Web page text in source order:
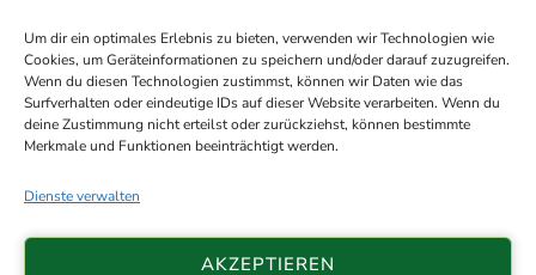
Um dir ein optimales Erlebnis zu bieten, verwenden wir Technologien wie
Cookies, um Geräteinformationen zu speichern und/oder darauf zuzugreifen.
Wenn du diesen Technologien zustimmst, können wir Daten wie das
Surfverhalten oder eindeutige IDs auf dieser Website verarbeiten. Wenn du
deine Zustimmung nicht erteilst oder zurückziehst, können bestimmte
Merkmale und Funktionen beeinträchtigt werden.
Dienste verwalten
AKZEPTIEREN